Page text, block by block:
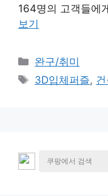
164명의 고객들에
보기
카
테
완구/취미
태
3D입체퍼즐,